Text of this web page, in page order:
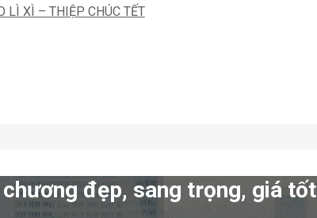
LÌ XÌ – THIỆP CHÚC TẾT
đẹp, sang trọng, giá tốt